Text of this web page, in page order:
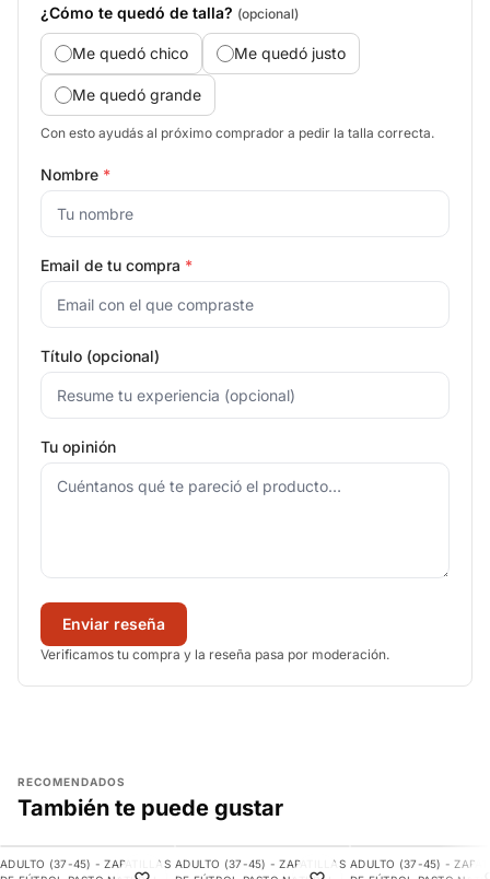
¿Cómo te quedó de talla? (opcional)
Me quedó chico Me quedó justo
Me quedó grande
Con esto ayudás al próximo comprador a pedir la talla correcta.
Nombre *
Email de tu compra *
Título (opcional)
Tu opinión
Enviar reseña
Verificamos tu compra y la reseña pasa por moderación.
RECOMENDADOS
También te puede gustar
-11%
AGREGAR
ADULTO (37-45) - ZAPATILLAS
-9%
AGREGAR
ADULTO (37-45) - ZAPATILLAS
-21%
ADULTO (37-45) -